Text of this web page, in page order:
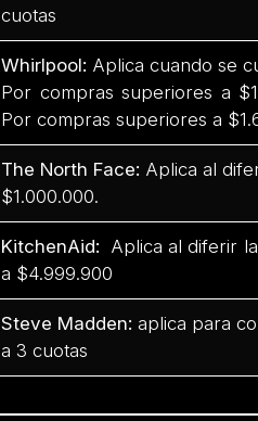
cuotas
Whirlpool: Aplica cuando se
Por compras superiores a
Por compras superiores a
The North Face: Aplica al
$1.000.000.
KitchenAid: Aplica al diferir
a $4.999.900
Steve Madden:aplica para
a 3 cuotas